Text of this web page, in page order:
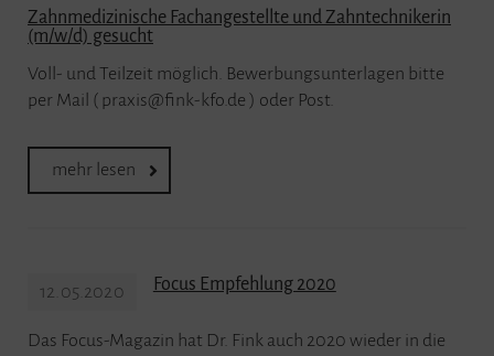
Zahnmedizinische Fachangestellte und Zahntechnikerin
(m/w/d) gesucht
Voll- und Teilzeit möglich. Bewerbungsunterlagen bitte
per Mail ( praxis@fink-kfo.de ) oder Post.
mehr lesen
12.05.2020 Focus Empfehlung 2020
Das Focus-Magazin hat Dr. Fink auch 2020 wieder in die